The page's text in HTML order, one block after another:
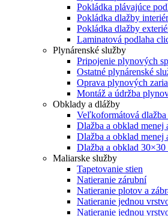
Pokládka plávajúce
Pokládka dlažby
Pokládka dlažby
Laminatová podlaha
Plynárenské služby
Pripojenie plynových
Ostatné plynárenské
Oprava plynových
Montáž a údržba
Obklady a dlážby
Veľkoformátová
Dlažba a obklad menej
Dlažba a obklad menej
Dlažba a obklad
Maliarske služby
Tapetovanie stien
Natieranie zárubní
Natieranie plotov a
Natieranie jednou
Natieranie jednou